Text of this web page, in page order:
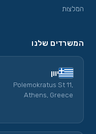
המלצות
המשרדים שלנו
יוון
Polemokratus St 11,
Athens, Greece